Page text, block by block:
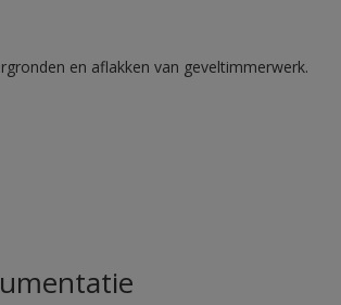
en aflakken van geveltimmerwerk.